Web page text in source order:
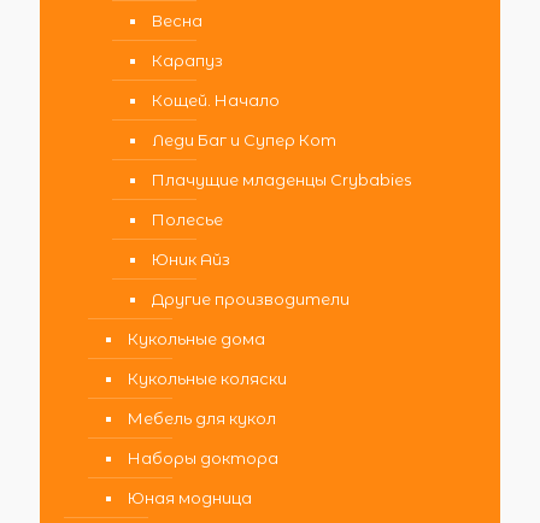
Весна
Карапуз
Кощей. Начало
Леди Баг и Супер Кот
Плачущие младенцы Crybabies
Полесье
Юник Айз
Другие производители
Кукольные дома
Кукольные коляски
Мебель для кукол
Наборы доктора
Юная модница